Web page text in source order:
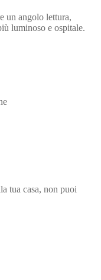
un angolo lettura,
luminoso e ospitale.
tua casa, non puoi